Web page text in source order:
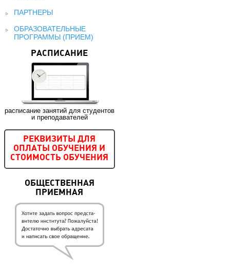
ПАРТНЕРЫ
ОБРАЗОВАТЕЛЬНЫЕ
ПРОГРАММЫ (ПРИЕМ)
РАСПИСАНИЕ
расписание занятий для студентов
и преподавателей
РЕКВИЗИТЫ ДЛЯ
ОПЛАТЫ ОБУЧЕНИЯ И
СТОИМОСТЬ ОБУЧЕНИЯ
ОБЩЕСТВЕННАЯ
ПРИЕМНАЯ